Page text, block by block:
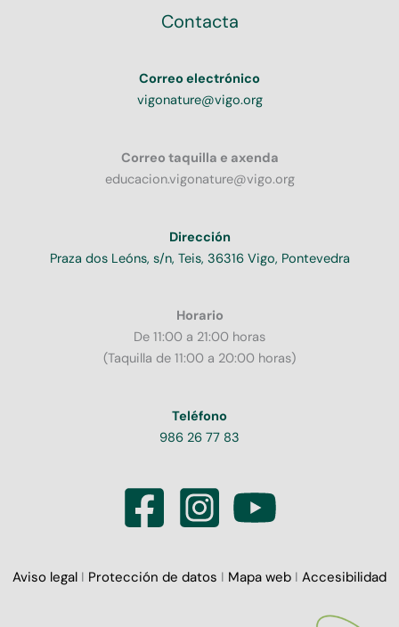
Contacta
Correo electrónico
vigonature@vigo.org
Correo taquilla e axenda
educacion.vigonature@vigo.org
Dirección
Praza dos Leóns, s/n, Teis, 36316 Vigo, Pontevedra
Horario
De 11:00 a 21:00 horas
(Taquilla de 11:00 a 20:00 horas)
Teléfono
986 26 77 83
Aviso legal I Protección de datos I Mapa web I Accesibilidad